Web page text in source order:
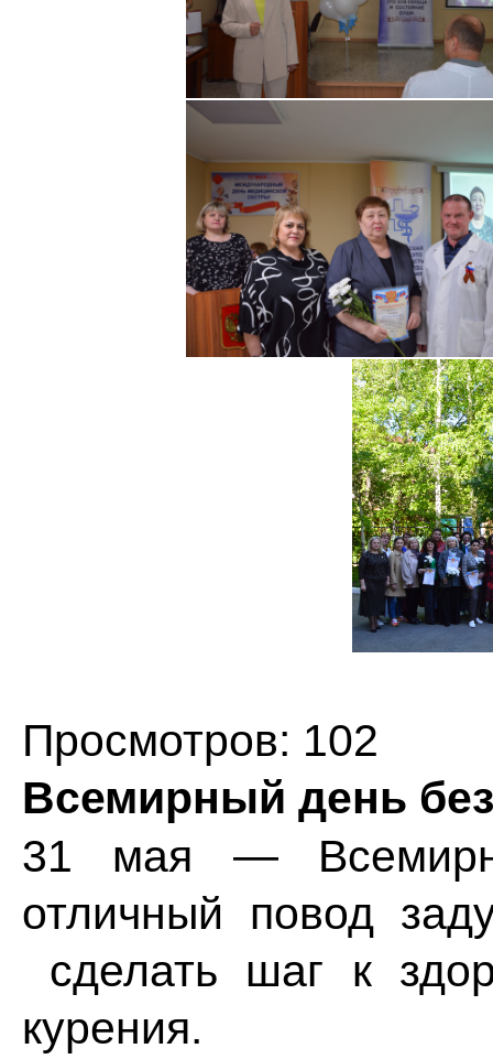
Просмотров: 102
Всемирный день
31 мая —
отличный повод
сделать шаг к
курения.